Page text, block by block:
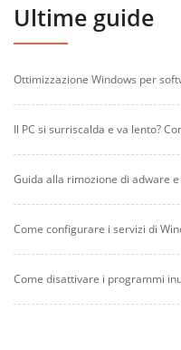
Ultime guide
Ottimizzazione Windows per
Il PC si surriscalda e va lento?
Guida alla rimozione di adware
Come configurare i servizi di
Come disattivare i programmi